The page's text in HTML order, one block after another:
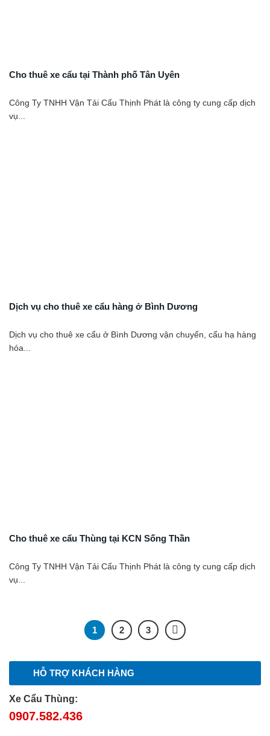
HỖ TRỢ KHÁCH HÀNG
Xe Cẩu Thùng:
0907.582.436
Cho thuê xe cẩu tại Thành phố Tân Uyên
Công Ty TNHH Vận Tải Cẩu Thịnh Phát là công ty cung cấp dịch
vụ...
Dịch vụ cho thuê xe cẩu hàng ở Bình Dương
Dịch vụ cho thuê xe cẩu ở Bình Dương vận chuyển, cẩu hạ hàng
hóa...
Cho thuê xe cẩu Thùng tại KCN Sống Thần
Công Ty TNHH Vận Tải Cẩu Thịnh Phát là công ty cung cấp dịch
vụ...
1 2 3